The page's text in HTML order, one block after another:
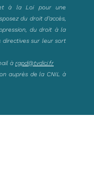
et à la Loi pour une
du droit d’accès,
du droit à la
sur leur sort
à rgpd@tvdici.fr
auprès de la CNIL à